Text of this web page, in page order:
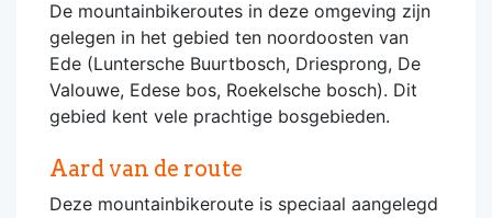
De mountainbikeroutes in deze omgeving zijn
gelegen in het gebied ten noordoosten van
Ede (Luntersche Buurtbosch, Driesprong, De
Valouwe, Edese bos, Roekelsche bosch). Dit
gebied kent vele prachtige bosgebieden.
Aard van de route
Deze mountainbikeroute is speciaal aangelegd